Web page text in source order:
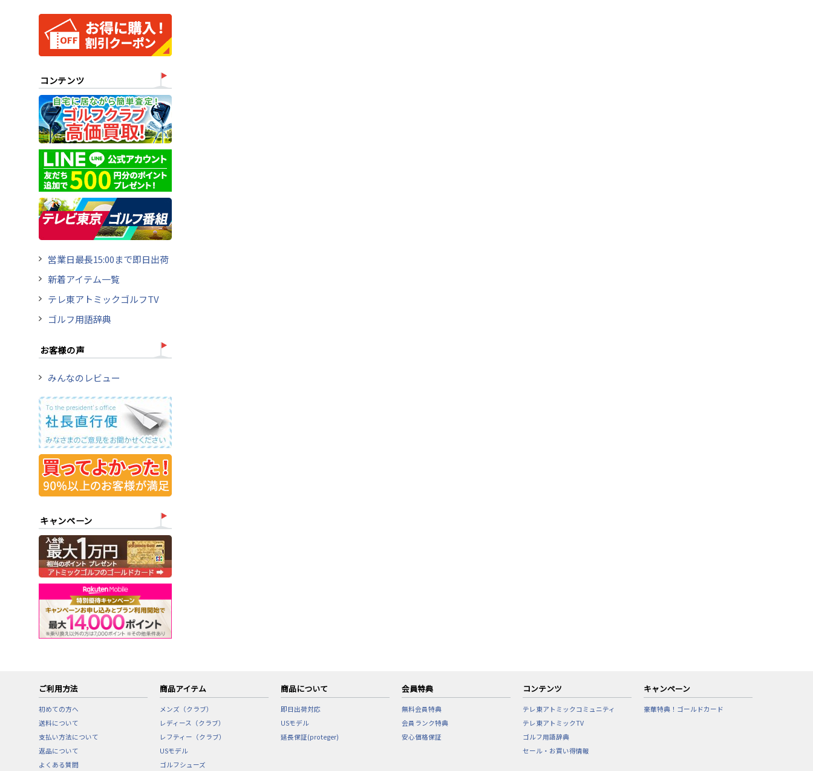
コンテンツ
営業日最長15:00まで即日出荷
新着アイテム一覧
テレ東アトミックゴルフTV
ゴルフ用語辞典
お客様の声
みんなのレビュー
キャンペーン
ご利用方法
初めての方へ
送料について
支払い方法について
返品について
よくある質問
商品アイテム
メンズ（クラブ）
レディース（クラブ）
レフティー（クラブ）
USモデル
ゴルフシューズ
商品について
即日出荷対応
USモデル
延長保証(proteger)
会員特典
無料会員特典
会員ランク特典
安心価格保証
コンテンツ
テレ東アトミックコミュニティ
テレ東アトミックTV
ゴルフ用語辞典
セール・お買い得情報
キャンペーン
豪華特典！ゴールドカード